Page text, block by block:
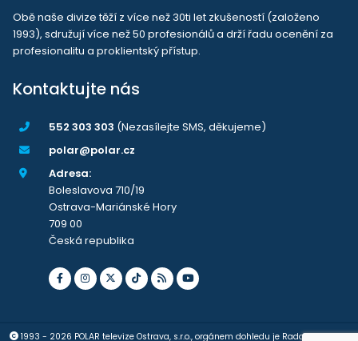
Obě naše divize těží z více než 30ti let zkušeností (založeno
1993), sdružují více než 50 profesionálů a drží řadu ocenění za
profesionalitu a proklientský přístup.
Kontaktujte nás
552 303 303 (Nezasílejte SMS, děkujeme)
polar@polar.cz
Adresa:
Boleslavova 710/19
Ostrava-Mariánské Hory
709 00
Česká republika
1993 - 2026 POLAR televize Ostrava, s.r.o., orgánem dohledu je Rada pro